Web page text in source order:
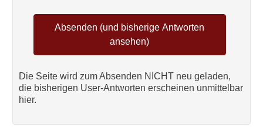
Die Seite wird zum Absenden NICHT neu geladen,
die bisherigen User-Antworten erscheinen unmittelbar
hier.